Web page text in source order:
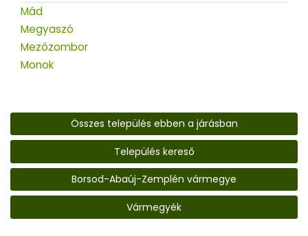
Mád
Megyaszó
Mezőzombor
Monok
Összes település ebben a járásban
Település kereső
Borsod-Abaúj-Zemplén vármegye
Vármegyék